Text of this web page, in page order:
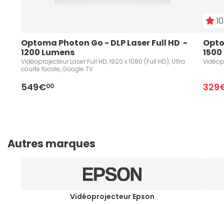
Optoma Photon Go - DLP Laser Full HD  -
1200 Lumens
Vidéoprojecteur Laser Full HD, 1920 x 1080 (Full HD), Ultra
courte focale, Google TV
549€00
Autres marques
Vidéoprojecteur Epson